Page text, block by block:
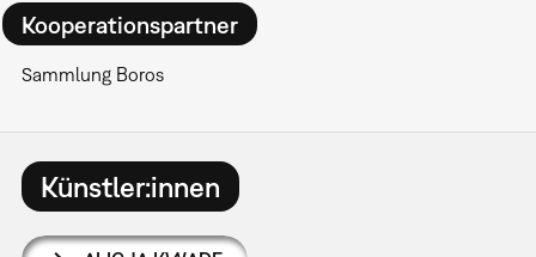
Kooperationspartner
Sammlung Boros
Künstler:innen